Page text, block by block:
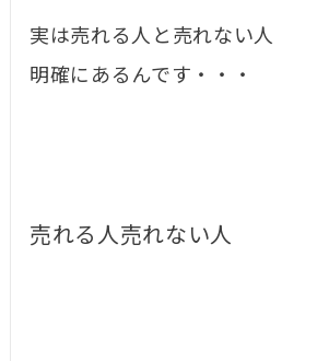
実は売れる人と売れない人
明確にあるんです・・・
売れる人売れない人